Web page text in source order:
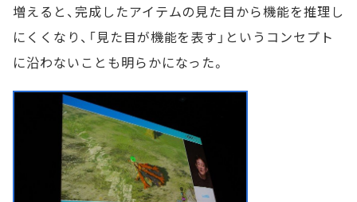
増えると、完成したアイテムの見た目から機能を推理し
にくくなり、「見た目が機能を表す」というコンセプト
に沿わないことも明らかになった。